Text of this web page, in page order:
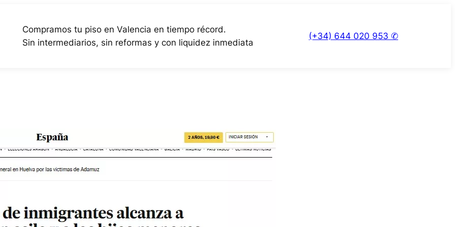
Compramos tu piso en Valencia en tiempo récord.
Sin intermediarios, sin reformas y con liquidez inmediata
(+34) 644 020 953 ✆